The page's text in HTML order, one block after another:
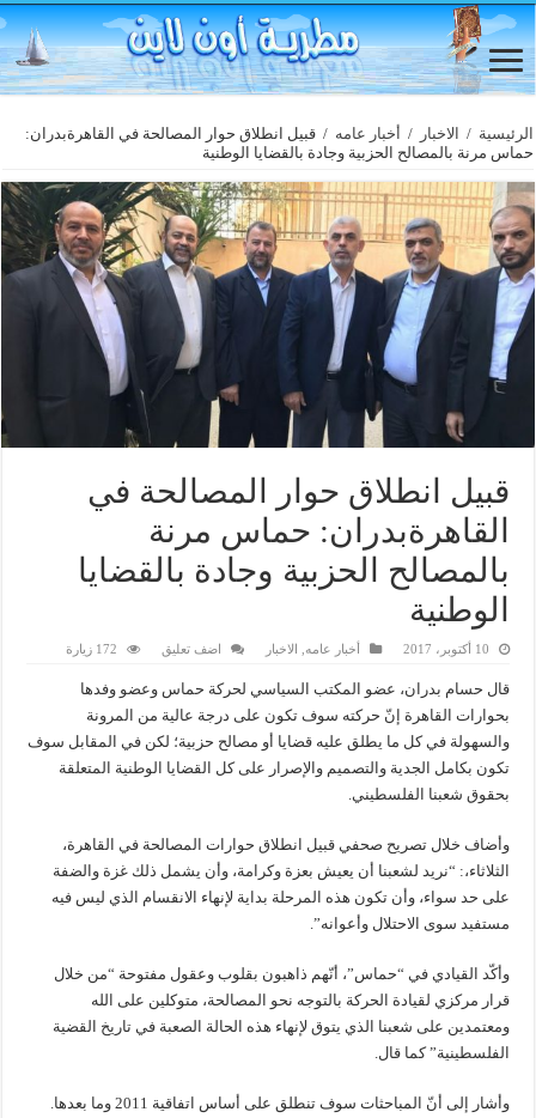
الرئيسية / الاخبار / أخبار عامه / قبيل انطلاق حوار المصالحة في القاهرةبدران:
حماس مرنة بالمصالح الحزبية وجادة بالقضايا الوطنية
قبيل انطلاق حوار المصالحة في
القاهرةبدران: حماس مرنة
بالمصالح الحزبية وجادة بالقضايا
الوطنية
10 أكتوبر، 2017 أخبار عامه, الاخبار اضف تعليق 172 زيارة
قال حسام بدران، عضو المكتب السياسي لحركة حماس وعضو وفدها
بحوارات القاهرة إنّ حركته سوف تكون على درجة عالية من المرونة
والسهولة في كل ما يطلق عليه قضايا أو مصالح حزبية؛ لكن في المقابل سوف
تكون بكامل الجدية والتصميم والإصرار على كل القضايا الوطنية المتعلقة
بحقوق شعبنا الفلسطيني.
وأضاف خلال تصريح صحفي قبيل انطلاق حوارات المصالحة في القاهرة،
الثلاثاء،: “نريد لشعبنا أن يعيش بعزة وكرامة، وأن يشمل ذلك غزة والضفة
على حد سواء، وأن تكون هذه المرحلة بداية لإنهاء الانقسام الذي ليس فيه
مستفيد سوى الاحتلال وأعوانه”.
وأكّد القيادي في “حماس”، أنّهم ذاهبون بقلوب وعقول مفتوحة “من خلال
قرار مركزي لقيادة الحركة بالتوجه نحو المصالحة، متوكلين على الله
ومعتمدين على شعبنا الذي يتوق لإنهاء هذه الحالة الصعبة في تاريخ القضية
الفلسطينية” كما قال.
وأشار إلى أنّ المباحثات سوف تنطلق على أساس اتفاقية 2011 وما بعدها.